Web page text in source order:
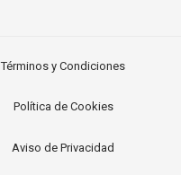
Términos y Condiciones
Política de Cookies
Aviso de Privacidad